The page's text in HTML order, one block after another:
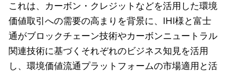
これは、カーボン・クレジットなどを活用した環境
価値取引への需要の高まりを背景に、IHI様と富士
通がブロックチェーン技術やカーボンニュートラル
関連技術に基づくそれぞれのビジネス知見を活用
し、環境価値流通プラットフォームの市場適用と活